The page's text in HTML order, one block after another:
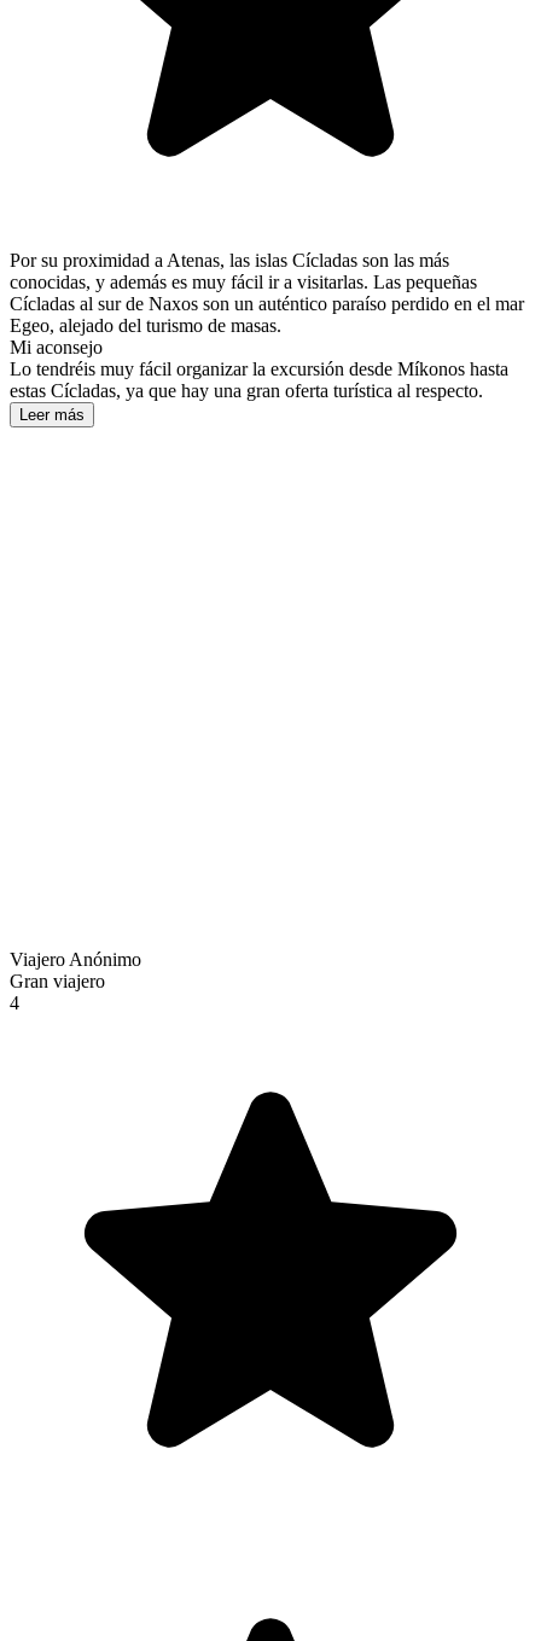
Por su proximidad a Atenas, las islas Cícladas son las más
conocidas, y además es muy fácil ir a visitarlas. Las pequeñas
Cícladas al sur de Naxos son un auténtico paraíso perdido en el mar
Egeo, alejado del turismo de masas.
Mi aconsejo
Lo tendréis muy fácil organizar la excursión desde Míkonos hasta
estas Cícladas, ya que hay una gran oferta turística al respecto.
Leer más
Viajero Anónimo
Gran viajero
4